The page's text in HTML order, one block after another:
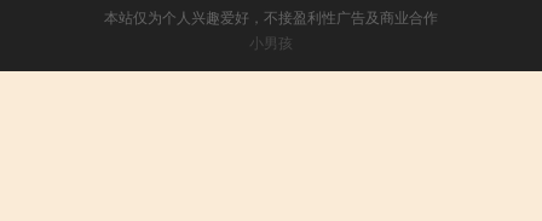
本站仅为个人兴趣爱好，不接盈利性广告及商业合作
小男孩